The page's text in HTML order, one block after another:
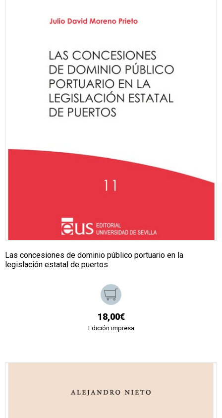
Las concesiones de dominio público portuario en la
legislación estatal de puertos
18,00€
Edición impresa